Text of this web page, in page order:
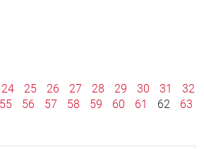
24 25 26 27 28 29 30 31
32
55 56 57 58 59 60 61 62
63